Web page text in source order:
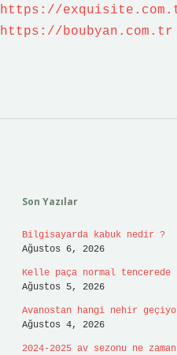
https://
https://boubyan.com.tr
Son Yazılar
Bilgisayarda kabuk nedir ?
Ağustos 6, 2026
Kelle paça normal
Ağustos 5, 2026
Avanostan hangi nehir
Ağustos 4, 2026
2024-2025 av sezonu ne